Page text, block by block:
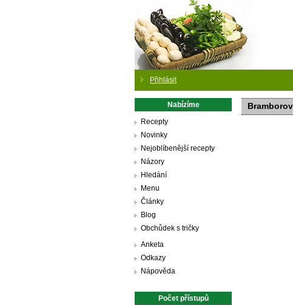
Přihlásit
Nabízíme
Recepty
Novinky
Nejoblíbenější recepty
Názory
Hledání
Menu
Články
Blog
Obchůdek s tričky
Anketa
Odkazy
Nápověda
Počet přístupů